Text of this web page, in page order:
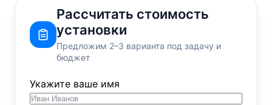
Рассчитать стоимость
установки
Предложим 2–3 варианта под задачу и
бюджет
Укажите ваше имя